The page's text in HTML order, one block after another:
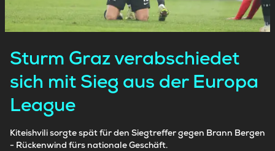
Sturm Graz verabschiedet
sich mit Sieg aus der Europa
League
Kiteishvili sorgte spät für den Siegtreffer gegen Brann Bergen
- Rückenwind fürs nationale Geschäft.